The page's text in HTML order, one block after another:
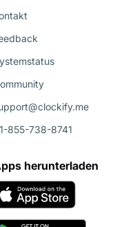
855-738-8741
herunterladen